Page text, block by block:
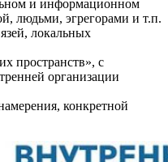
и информационном
людьми, эгрегорами и т.п.
локальных
пространств», с
организации
конкретной